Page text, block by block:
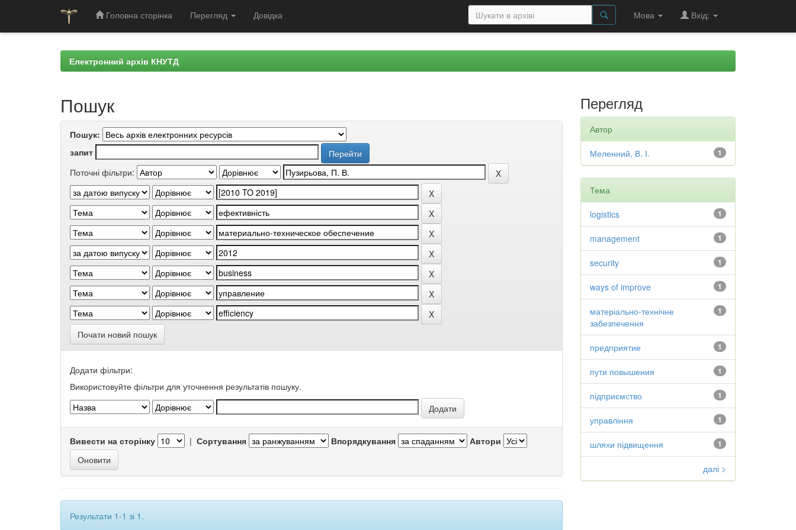
Головна сторінка Перегляд Довідка Мова Вхід:
Електронний архів КНУТД
Пошук
Пошук:
запит
Поточні фільтри:
Почати новий пошук
Додати фільтри:
Використовуйте фільтри для уточнення результатів пошуку.
Вивести на сторінку | Сортування Впорядкування Автори
Результати 1-1 зі 1.
Перегляд
Автор
1
Меленний, В. І.
Тема
1
logistics
1
management
1
security
1
ways of improve
1
матеріально-технічне
забезпечення
1
предприятие
1
пути повышения
1
підприємство
1
управління
1
шляхи підвищення
далі >